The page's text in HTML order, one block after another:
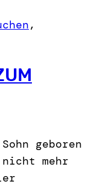
geboren
mehr